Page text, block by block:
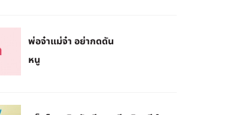
พ่อจ๋าแม่จ๋า อย่ากดดัน
หนู